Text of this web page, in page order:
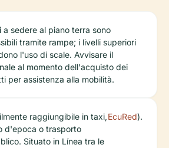
a sedere al piano terra sono
tramite rampe; i livelli superiori
l'uso di scale. Avvisare il
al momento dell'acquisto dei
per assistenza alla mobilità.
raggiungibile in taxi,
d'epoca o trasporto
Situato in Línea tra le
EcuRed).